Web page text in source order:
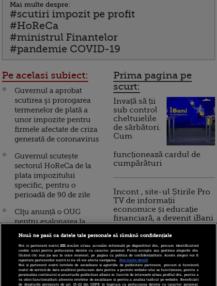
Mai multe despre:
#scutiri impozit pe profit
#HoReCa
#ministrul Finantelor
#pandemie COVID-19
Pe acelasi subiect:
Guvernul a aprobat
scutirea şi prorogarea
termenelor de plată a
unor impozite pentru
firmele afectate de criza
generată de coronavirus
Guvernul scutește
sectorul HoReCa de la
plata impozitului
specific, pentru o
perioadă de 90 de zile
Cîţu anunță o OUG
pentru eşalonarea la
plată în formă
cumulate de la data
intrării în starea de
urgenţă până la 25
octombrie, inclusiv
Prima pagina pe
scurt:
Invață să ții
sub control
cheltuielile
de sărbători.
Cum
funcționează cardul de
cumpărături
Incont , site-ul Știrile Pro
TV de informații
economice și educație
financiară, a devenit iBani
10 reguli pentru decizii
financiare inteligente
Nouă ne pasă ca datele tale personale să rămână confidențiale
Noi și partenerii noștri201stocăm și/sau accesăm informații pe dispozitivul dvs., precum identificatorii
cookie unici pentru prelucrarea datelor cu caracter personal. Puteți accepta sau gestiona alegerile dvs.
făcând clic mai jos sau în orice moment, pe pagina cu politica de confidențialitate. Aceste alegeri vor fi
raportate partenerilor noștri și nu vă vor afecta navigarea.
Mai multe detalii
Noi si partenerii nostri (retelele de socializare si agentiile de publicitate partenere, precum si furnizorii
nostri de servicii de date analitice) prelucram date pentru a permite website-ului sa functioneze, pentru a
personaliza continutul si anunturile publicitare afisate in functie de interesele si/sau profilul dvs., pentru a
va oferi functionalitati aferente retelelor de socializare si pentru a analiza traficul pe website. Beneficiati
de drepturile prevazute de art. 15-22 din GDPR in legatura cu prelucrarea datelor cu caracter personal.